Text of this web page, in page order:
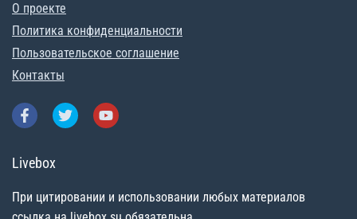
О проекте
Политика конфиденциальности
Пользовательское соглашение
Контакты
Livebox
При цитировании и использовании любых материалов